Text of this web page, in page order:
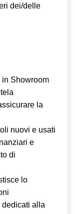
dei/delle
Showroom
la
nuovi e usati
e
di
lo
dedicati alla